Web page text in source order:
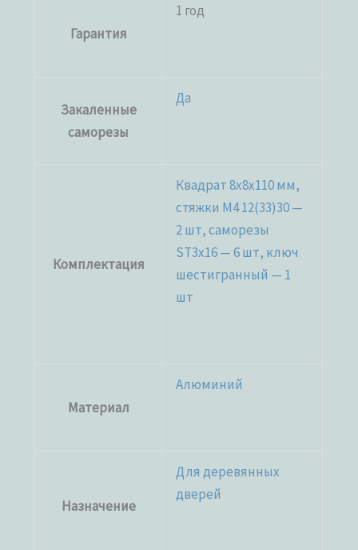
Гарантия
1 год
Закаленные
саморезы
Да
Комплектация
Квадрат 8х8х110 мм,
стяжки М4 12(33)30 —
2 шт, саморезы
ST3x16 — 6 шт, ключ
шестигранный — 1
шт
Материал
Алюминий
Назначение
Для деревянных
дверей